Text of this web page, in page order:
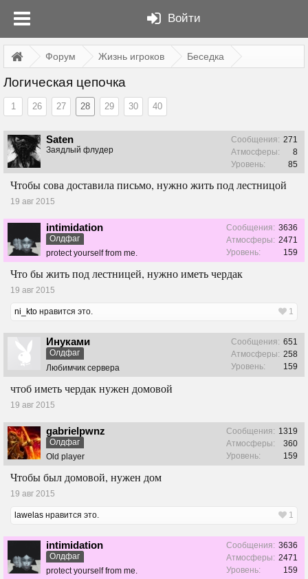
Войти
Форум Жизнь игроков Беседка
Логическая цепочка
1 26 27 28 29 30 40
Saten
Заядлый флудер
Сообщения: 271
Атмосферы:
8
Уровень:
85
Чтобы сова доставила письмо, нужно жить под лестницой
19 авг 2015
intimidation
Олдфаг
protect yourself from me.
Сообщения: 3636
Атмосферы: 2471
Уровень:
159
Что бы жить под лестницей, нужно иметь чердак
19 авг 2015
ni_kto нравится это. 1
Инуками
Олдфаг
Любимчик сервера
Сообщения: 651
Атмосферы: 258
Уровень:
159
чтоб иметь чердак нужен домовой
19 авг 2015
gabrielpwnz
Олдфаг
Old player
Сообщения: 1319
Атмосферы:
360
Уровень:
159
Чтобы был домовой, нужен дом
19 авг 2015
lawelas нравится это. 1
intimidation
Олдфаг
protect yourself from me.
Сообщения: 3636
Атмосферы: 2471
Уровень:
159